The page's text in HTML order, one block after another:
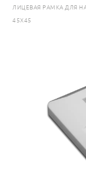
ЛИЦЕВАЯ РАМКА ДЛЯ
45X45